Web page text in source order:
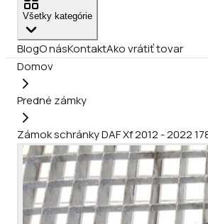
Všetky kategórie
BlogO násKontaktAko vrátiť tovar
Domov
Predné zámky
Zámok schránky DAF Xf 2012 - 2022